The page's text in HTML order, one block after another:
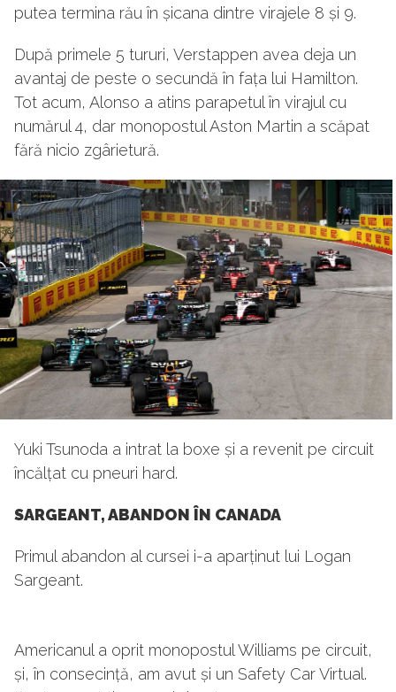
putea termina rău în șicana dintre virajele 8 și 9.
După primele 5 tururi, Verstappen avea deja un
avantaj de peste o secundă în fața lui Hamilton.
Tot acum, Alonso a atins parapetul în virajul cu
numărul 4, dar monopostul Aston Martin a scăpat
fără nicio zgârietură.
Yuki Tsunoda a intrat la boxe și a revenit pe circuit
încălțat cu pneuri hard.
SARGEANT, ABANDON ÎN CANADA
Primul abandon al cursei i-a aparținut lui Logan
Sargeant.
Americanul a oprit monopostul Williams pe circuit,
și, în consecință, am avut și un Safety Car Virtual.